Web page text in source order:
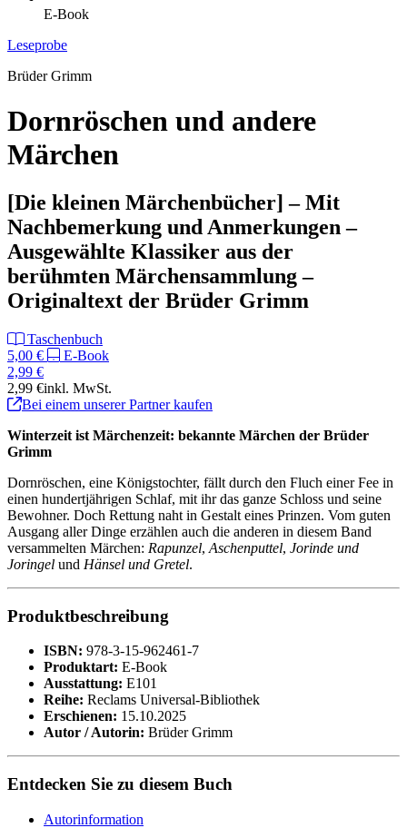
E-Book
Leseprobe
Brüder Grimm
Dornröschen und andere
Märchen
[Die kleinen Märchenbücher] – Mit
Nachbemerkung und Anmerkungen –
Ausgewählte Klassiker aus der
berühmten Märchensammlung –
Originaltext der Brüder Grimm
Taschenbuch
5,00 €
E-Book
2,99 €
2,99 €inkl. MwSt.
Bei einem unserer Partner kaufen
Winterzeit ist Märchenzeit: bekannte Märchen der Brüder
Grimm
Dornröschen, eine Königstochter, fällt durch den Fluch einer Fee in
einen hundertjährigen Schlaf, mit ihr das ganze Schloss und seine
Bewohner. Doch Rettung naht in Gestalt eines Prinzen. Vom guten
Ausgang aller Dinge erzählen auch die anderen in diesem Band
versammelten Märchen: Rapunzel, Aschenputtel, Jorinde und
Joringel und Hänsel und Gretel.
Produktbeschreibung
ISBN: 978-3-15-962461-7
Produktart: E-Book
Ausstattung: E101
Reihe: Reclams Universal-Bibliothek
Erschienen: 15.10.2025
Autor / Autorin: Brüder Grimm
Entdecken Sie zu diesem Buch
Autorinformation